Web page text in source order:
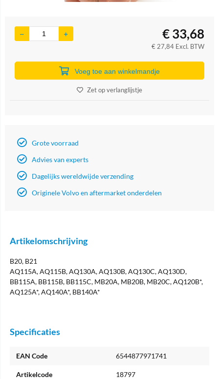
€33,68
€ 27,84 Excl. BTW
Voeg toe aan winkelmandje
Zet op verlanglijstje
Grote voorraad
Advies van experts
Dagelijks wereldwijde verzending
Originele Volvo en aftermarket onderdelen
Artikelomschrijving
B20, B21
AQ115A, AQ115B, AQ130A, AQ130B, AQ130C, AQ130D,
BB115A, BB115B, BB115C, MB20A, MB20B, MB20C, AQ120B*,
AQ125A*, AQ140A*, BB140A*
Specificaties
EAN Code 6544877971741
Artikelcode 18797